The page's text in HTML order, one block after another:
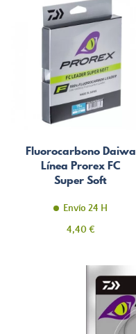
Fluorocarbono Daiwa
Línea Prorex FC
Super Soft
Envío 24 H
Precio
4,40 €